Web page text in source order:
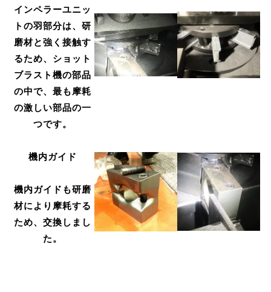
インペラーユニッ
トの羽部分は、研
磨材と強く接触す
るため、ショット
ブラスト機の部品
の中で、最も摩耗
の激しい部品の一
つです。
機内ガイド
機内ガイドも研磨
材により摩耗する
ため、交換しまし
た。